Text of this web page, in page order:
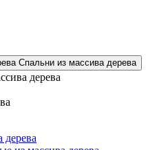
Спальни из массива дерева
дерева